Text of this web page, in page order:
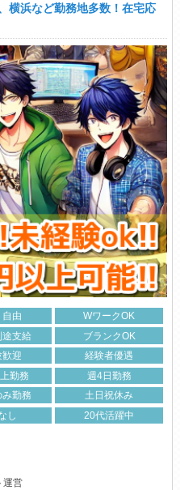
横浜など勤務地多数！在宅応
自由
WワークOK
途支給
ブランクOK
歓迎
経験者優遇
勤務
週4日勤務
勤務
土日祝休み
し
20代活躍中
運営